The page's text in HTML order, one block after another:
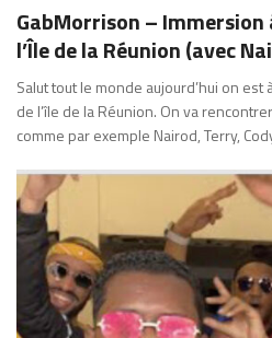
GabMorrison – Immersion
l’Île de la Réunion (avec
Salut tout le monde aujourd’hui on est
de l’île de la Réunion. On va
comme par exemple Nairod, Terry,